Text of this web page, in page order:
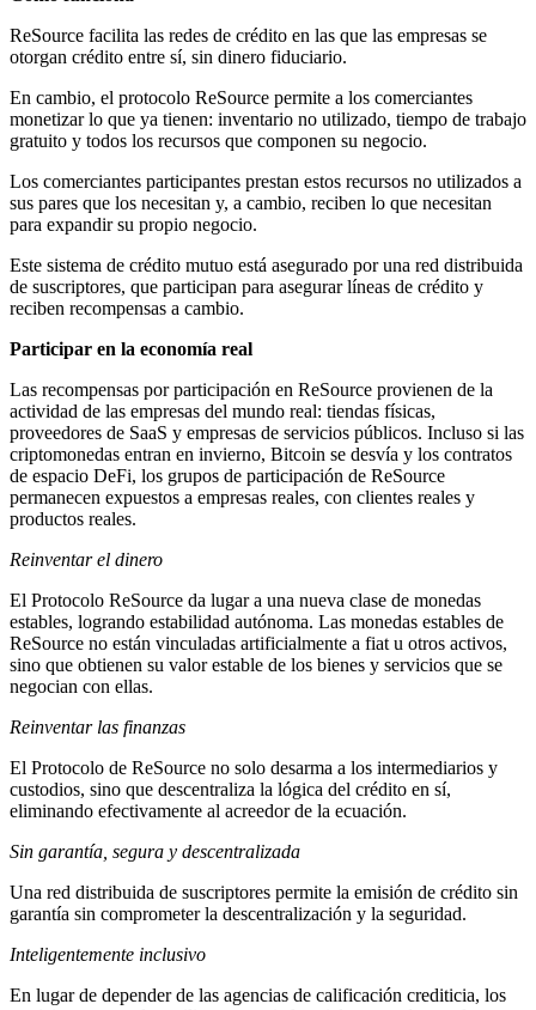
ReSource facilita las redes de crédito en las que las empresas se
otorgan crédito entre sí, sin dinero fiduciario.
En cambio, el protocolo ReSource permite a los comerciantes
monetizar lo que ya tienen: inventario no utilizado, tiempo de trabajo
gratuito y todos los recursos que componen su negocio.
Los comerciantes participantes prestan estos recursos no utilizados a
sus pares que los necesitan y, a cambio, reciben lo que necesitan
para expandir su propio negocio.
Este sistema de crédito mutuo está asegurado por una red distribuida
de suscriptores, que participan para asegurar líneas de crédito y
reciben recompensas a cambio.
Participar en la economía real
Las recompensas por participación en ReSource provienen de la
actividad de las empresas del mundo real: tiendas físicas,
proveedores de SaaS y empresas de servicios públicos. Incluso si las
criptomonedas entran en invierno, Bitcoin se desvía y los contratos
de espacio DeFi, los grupos de participación de ReSource
permanecen expuestos a empresas reales, con clientes reales y
productos reales.
Reinventar el dinero
El Protocolo ReSource da lugar a una nueva clase de monedas
estables, logrando estabilidad autónoma. Las monedas estables de
ReSource no están vinculadas artificialmente a fiat u otros activos,
sino que obtienen su valor estable de los bienes y servicios que se
negocian con ellas.
Reinventar las finanzas
El Protocolo de ReSource no solo desarma a los intermediarios y
custodios, sino que descentraliza la lógica del crédito en sí,
eliminando efectivamente al acreedor de la ecuación.
Sin garantía, segura y descentralizada
Una red distribuida de suscriptores permite la emisión de crédito sin
garantía sin comprometer la descentralización y la seguridad.
Inteligentemente inclusivo
En lugar de depender de las agencias de calificación crediticia, los